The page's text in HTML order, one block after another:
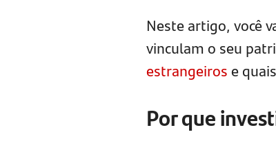
Neste artigo, você
vinculam o seu
estrangeirose
Por que